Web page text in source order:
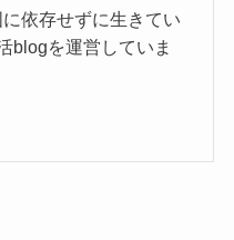
依存せずに生きてい
blogを運営していま